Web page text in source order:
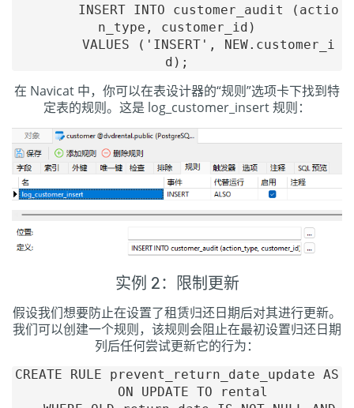
n_type, customer_id)
在 Navicat 中，你可以在表设计器的“规则”选项卡下找到特
定表的规则。这是 log_customer_insert 规则：
实例 2：限制更新
假设我们想要防止在设置了租赁归还日期后对其进行更新。
我们可以创建一个规则，该规则会阻止在最初设置归还日期
列后任何尝试更新它的行为：
CREATE RULE prevent_return_date_update AS